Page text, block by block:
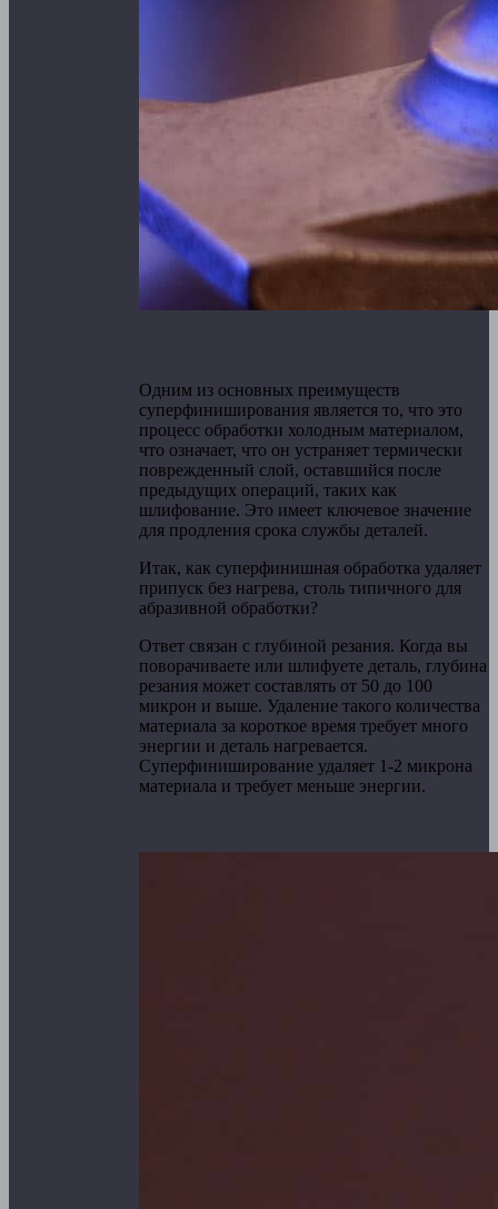
Одним из основных преимуществ
суперфиниширования является то, что это
процесс обработки холодным материалом,
что означает, что он устраняет термически
поврежденный слой, оставшийся после
предыдущих операций, таких как
шлифование. Это имеет ключевое значение
для продления срока службы деталей.
Итак, как суперфинишная обработка удаляет
припуск без нагрева, столь типичного для
абразивной обработки?
Ответ связан с глубиной резания. Когда вы
поворачиваете или шлифуете деталь, глубина
резания может составлять от 50 до 100
микрон и выше. Удаление такого количества
материала за короткое время требует много
энергии и деталь нагревается.
Суперфиниширование удаляет 1-2 микрона
материала и требует меньше энергии.